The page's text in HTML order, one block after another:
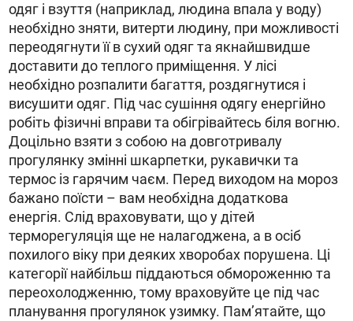
одяг і взуття (наприклад, людина впала у воду)
необхідно зняти, витерти людину, при можливості
переодягнути її в сухий одяг та якнайшвидше
доставити до теплого приміщення. У лісі
необхідно розпалити багаття, роздягнутися і
висушити одяг. Під час сушіння одягу енергійно
робіть фізичні вправи та обігрівайтесь біля вогню.
Доцільно взяти з собою на довготривалу
прогулянку змінні шкарпетки, рукавички та
термос із гарячим чаєм. Перед виходом на мороз
бажано поїсти – вам необхідна додаткова
енергія. Слід враховувати, що у дітей
терморегуляція ще не налагоджена, а в осіб
похилого віку при деяких хворобах порушена. Ці
категорії найбільш піддаються обмороженню та
переохолодженню, тому враховуйте це під час
планування прогулянок узимку. Пам’ятайте, що